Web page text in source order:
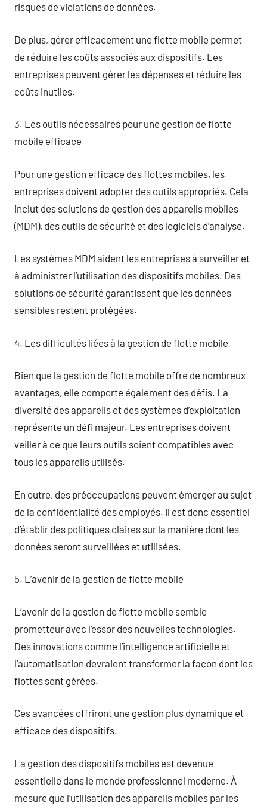
risques de violations de données.
De plus, gérer efficacement une flotte mobile permet
de réduire les coûts associés aux dispositifs. Les
entreprises peuvent gérer les dépenses et réduire les
coûts inutiles.
3. Les outils nécessaires pour une gestion de flotte
mobile efficace
Pour une gestion efficace des flottes mobiles, les
entreprises doivent adopter des outils appropriés. Cela
inclut des solutions de gestion des appareils mobiles
(MDM), des outils de sécurité et des logiciels d’analyse.
Les systèmes MDM aident les entreprises à surveiller et
à administrer l’utilisation des dispositifs mobiles. Des
solutions de sécurité garantissent que les données
sensibles restent protégées.
4. Les difficultés liées à la gestion de flotte mobile
Bien que la gestion de flotte mobile offre de nombreux
avantages, elle comporte également des défis. La
diversité des appareils et des systèmes d’exploitation
représente un défi majeur. Les entreprises doivent
veiller à ce que leurs outils soient compatibles avec
tous les appareils utilisés.
En outre, des préoccupations peuvent émerger au sujet
de la confidentialité des employés. Il est donc essentiel
d’établir des politiques claires sur la manière dont les
données seront surveillées et utilisées.
5. L’avenir de la gestion de flotte mobile
L’avenir de la gestion de flotte mobile semble
prometteur avec l’essor des nouvelles technologies.
Des innovations comme l’intelligence artificielle et
l’automatisation devraient transformer la façon dont les
flottes sont gérées.
Ces avancées offriront une gestion plus dynamique et
efficace des dispositifs.
La gestion des dispositifs mobiles est devenue
essentielle dans le monde professionnel moderne. À
mesure que l’utilisation des appareils mobiles par les